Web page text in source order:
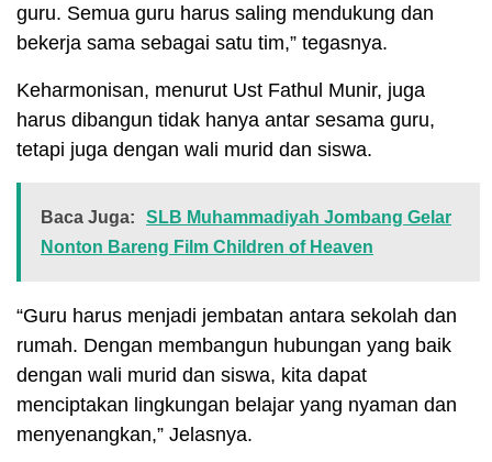
guru. Semua guru harus saling mendukung dan
bekerja sama sebagai satu tim,” tegasnya.
Keharmonisan, menurut Ust Fathul Munir, juga
harus dibangun tidak hanya antar sesama guru,
tetapi juga dengan wali murid dan siswa.
Baca Juga:
SLB Muhammadiyah Jombang Gelar
Nonton Bareng Film Children of Heaven
“Guru harus menjadi jembatan antara sekolah dan
rumah. Dengan membangun hubungan yang baik
dengan wali murid dan siswa, kita dapat
menciptakan lingkungan belajar yang nyaman dan
menyenangkan,” Jelasnya.